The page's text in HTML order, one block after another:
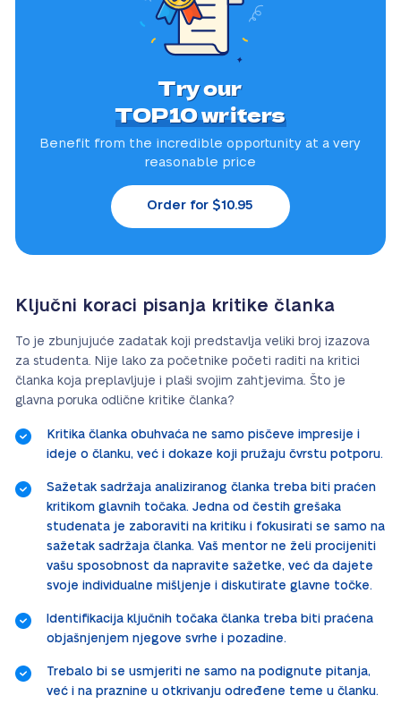
Try our
TOP10 writers
Benefit from the incredible opportunity at a very
reasonable price
Order for $10.95
Ključni koraci pisanja kritike članka
To je zbunjujuće zadatak koji predstavlja veliki broj izazova
za studenta. Nije lako za početnike početi raditi na kritici
članka koja preplavljuje i plaši svojim zahtjevima. Što je
glavna poruka odlične kritike članka?
Kritika članka obuhvaća ne samo pisčeve impresije i
ideje o članku, već i dokaze koji pružaju čvrstu potporu.
Sažetak sadržaja analiziranog članka treba biti praćen
kritikom glavnih točaka. Jedna od čestih grešaka
studenata je zaboraviti na kritiku i fokusirati se samo na
sažetak sadržaja članka. Vaš mentor ne želi procijeniti
vašu sposobnost da napravite sažetke, već da dajete
svoje individualne mišljenje i diskutirate glavne točke.
Identifikacija ključnih točaka članka treba biti praćena
objašnjenjem njegove svrhe i pozadine.
Trebalo bi se usmjeriti ne samo na podignute pitanja,
već i na praznine u otkrivanju određene teme u članku.